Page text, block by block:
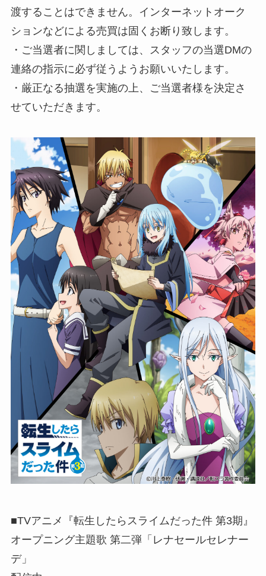
渡することはできません。インターネットオーク
ションなどによる売買は固くお断り致します。
・ご当選者に関しましては、スタッフの当選DMの
連絡の指示に必ず従うようお願いいたします。
・厳正なる抽選を実施の上、ご当選者様を決定さ
せていただきます。
■TVアニメ『転生したらスライムだった件 第3期』
オープニング主題歌 第二弾「レナセールセレナー
デ」